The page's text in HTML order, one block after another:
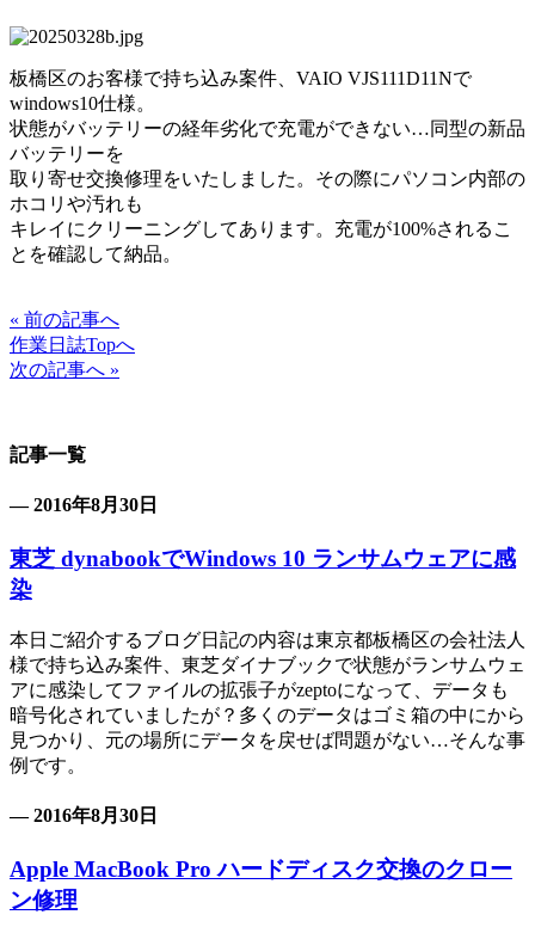
板橋区のお客様で持ち込み案件、VAIO VJS111D11Nで
windows10仕様。
状態がバッテリーの経年劣化で充電ができない…同型の新品
バッテリーを
取り寄せ交換修理をいたしました。その際にパソコン内部の
ホコリや汚れも
キレイにクリーニングしてあります。充電が100%されるこ
とを確認して納品。
« 前の記事へ
作業日誌Topへ
次の記事へ »
記事一覧
— 2016年8月30日
東芝 dynabookでWindows 10 ランサムウェアに感
染
本日ご紹介するブログ日記の内容は東京都板橋区の会社法人
様で持ち込み案件、東芝ダイナブックで状態がランサムウェ
アに感染してファイルの拡張子がzeptoになって、データも
暗号化されていましたが？多くのデータはゴミ箱の中にから
見つかり、元の場所にデータを戻せば問題がない…そんな事
例です。
— 2016年8月30日
Apple MacBook Pro ハードディスク交換のクロー
ン修理